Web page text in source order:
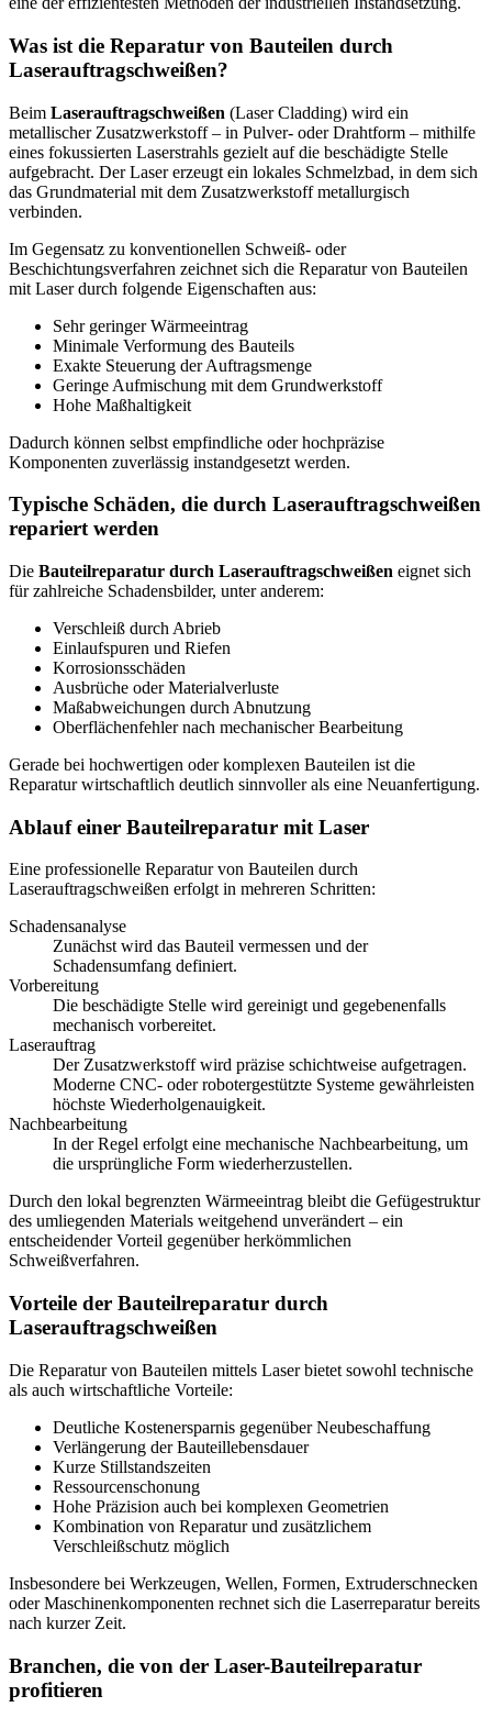
Was ist die Reparatur von Bauteilen durch
Laserauftragschweißen?
Beim Laserauftragschweißen (Laser Cladding) wird ein
metallischer Zusatzwerkstoff – in Pulver- oder Drahtform – mithilfe
eines fokussierten Laserstrahls gezielt auf die beschädigte Stelle
aufgebracht. Der Laser erzeugt ein lokales Schmelzbad, in dem sich
das Grundmaterial mit dem Zusatzwerkstoff metallurgisch
verbinden.
Im Gegensatz zu konventionellen Schweiß- oder
Beschichtungsverfahren zeichnet sich die Reparatur von Bauteilen
mit Laser durch folgende Eigenschaften aus:
Sehr geringer Wärmeeintrag
Minimale Verformung des Bauteils
Exakte Steuerung der Auftragsmenge
Geringe Aufmischung mit dem Grundwerkstoff
Hohe Maßhaltigkeit
Dadurch können selbst empfindliche oder hochpräzise
Komponenten zuverlässig instandgesetzt werden.
Typische Schäden, die durch Laserauftragschweißen
repariert werden
Die Bauteilreparatur durch Laserauftragschweißen eignet sich
für zahlreiche Schadensbilder, unter anderem:
Verschleiß durch Abrieb
Einlaufspuren und Riefen
Korrosionsschäden
Ausbrüche oder Materialverluste
Maßabweichungen durch Abnutzung
Oberflächenfehler nach mechanischer Bearbeitung
Gerade bei hochwertigen oder komplexen Bauteilen ist die
Reparatur wirtschaftlich deutlich sinnvoller als eine Neuanfertigung.
Ablauf einer Bauteilreparatur mit Laser
Eine professionelle Reparatur von Bauteilen durch
Laserauftragschweißen erfolgt in mehreren Schritten:
Schadensanalyse
Zunächst wird das Bauteil vermessen und der
Schadensumfang definiert.
Vorbereitung
Die beschädigte Stelle wird gereinigt und gegebenenfalls
mechanisch vorbereitet.
Laserauftrag
Der Zusatzwerkstoff wird präzise schichtweise aufgetragen.
Moderne CNC- oder robotergestützte Systeme gewährleisten
höchste Wiederholgenauigkeit.
Nachbearbeitung
In der Regel erfolgt eine mechanische Nachbearbeitung, um
die ursprüngliche Form wiederherzustellen.
Durch den lokal begrenzten Wärmeeintrag bleibt die Gefügestruktur
des umliegenden Materials weitgehend unverändert – ein
entscheidender Vorteil gegenüber herkömmlichen
Schweißverfahren.
Vorteile der Bauteilreparatur durch
Laserauftragschweißen
Die Reparatur von Bauteilen mittels Laser bietet sowohl technische
als auch wirtschaftliche Vorteile:
Deutliche Kostenersparnis gegenüber Neubeschaffung
Verlängerung der Bauteillebensdauer
Kurze Stillstandszeiten
Ressourcenschonung
Hohe Präzision auch bei komplexen Geometrien
Kombination von Reparatur und zusätzlichem
Verschleißschutz möglich
Insbesondere bei Werkzeugen, Wellen, Formen, Extruderschnecken
oder Maschinenkomponenten rechnet sich die Laserreparatur bereits
nach kurzer Zeit.
Branchen, die von der Laser-Bauteilreparatur
profitieren